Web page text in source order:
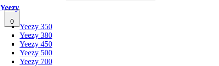
Yeezy
Yeezy 350
Yeezy 380
Yeezy 450
Yeezy 500
Yeezy 700
0